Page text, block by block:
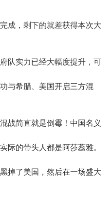
，剩下的就差获得本次大
实力已经大幅度提升，可
与希腊、美国开启三方混
简直就是倒霉！中国名义
际的带头人都是阿莎蕊雅。
掉了美国，然后在一场盛大